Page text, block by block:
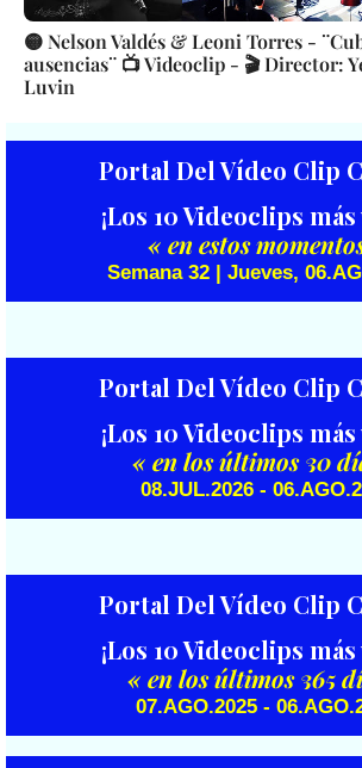
🟡 Nelson Valdés & Leoni Torres -
ausencias¨ 📺 Videoclip - 🎬 Director:
Luvin
Portal Del Vídeo Clip
¡Los 10 Videoclips
« en estos
Semana 32 | Jueves,
Portal Del Vídeo Clip
¡Los 10 Videoclips
« en los últimos 30
08.JUL.2026 -
Portal Del Vídeo Clip
¡Los 10 Videoclips
« en los últimos 365
07.AGO.2025 -